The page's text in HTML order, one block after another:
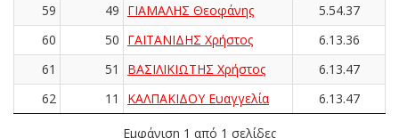
59 49 ΓΙΑΜΑΛΗΣ Θεοφάνης
5.54.37
60
50 ΓΑΪΤΑΝΙΔΗΣ Χρήστος
6.13.36
61
51 ΒΑΣΙΛΙΚΙΩΤΗΣ Χρήστος
6.13.47
62
11 ΚΑΛΠΑΚΙΔΟΥ Ευαγγελία 6.13.47
Εμφάνιση 1 από 1 σελίδες